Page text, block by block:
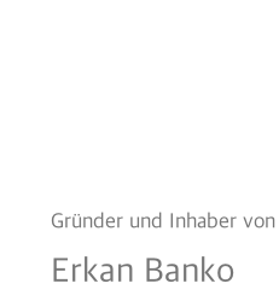
Gründer und Inhaber
Erkan Banko